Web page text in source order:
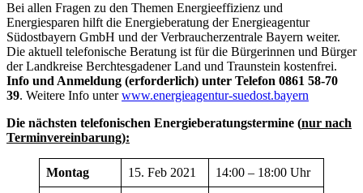
Bei allen Fragen zu den Themen Energieeffizienz und
Energiesparen hilft die Energieberatung der Energieagentur
Südostbayern GmbH und der Verbraucherzentrale Bayern weiter.
Die aktuell telefonische Beratung ist für die Bürgerinnen und Bürger
der Landkreise Berchtesgadener Land und Traunstein kostenfrei.
Info und Anmeldung (erforderlich) unter Telefon 0861 58-70
39. Weitere Info unterwww.energieagentur-suedost.bayern
Die nächsten telefonischen Energieberatungstermine (nur nach
Terminvereinbarung):
Montag 15. Feb 2021 14:00 – 18:00 Uhr